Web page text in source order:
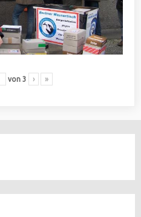
von 3 › »